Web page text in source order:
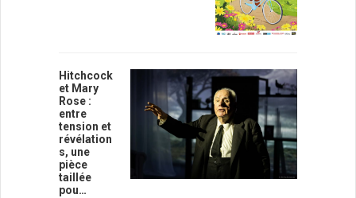
Hitchcock
et Mary
Rose :
entre
tension et
révélation
s, une
pièce
taillée
pou…